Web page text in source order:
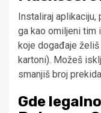
Instaliraj
ga kao omiljeni tim
koje događaje
kartoni). Možeš
smanjiš broj
Gde